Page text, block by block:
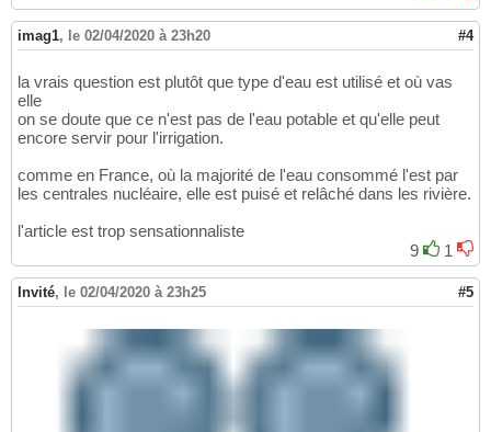
imag1, le 02/04/2020 à 23h20 #4
la vrais question est plutôt que type d'eau est utilisé et où vas
elle
on se doute que ce n'est pas de l'eau potable et qu'elle peut
encore servir pour l'irrigation.
comme en France, où la majorité de l'eau consommé l'est par
les centrales nucléaire, elle est puisé et relâché dans les rivière.
l'article est trop sensationnaliste
9
1
Invité, le 02/04/2020 à 23h25 #5